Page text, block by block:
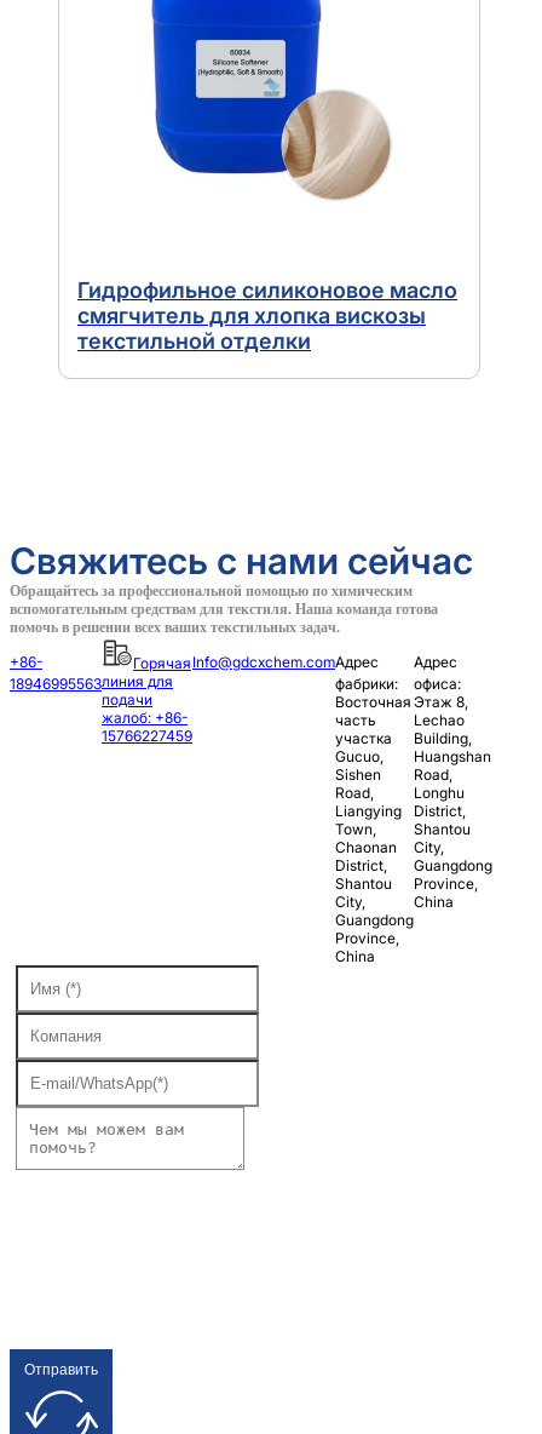
Гидрофильное силиконовое масло
смягчитель для хлопка вискозы
текстильной отделки
Свяжитесь с нами сейчас
Обращайтесь за профессиональной помощью по химическим
вспомогательным средствам для текстиля. Наша команда готова
помочь в решении всех ваших текстильных задач.
+86-
18946995563
Горячая
линия для
подачи
жалоб: +86-
15766227459
Info@gdcxchem.comАдрес
фабрики:
Восточная
часть
участка
Gucuo,
Sishen
Road,
Liangying
Town,
Chaonan
District,
Shantou
City,
Guangdong
Province,
China
Адрес
офиса:
Этаж 8,
Lechao
Building,
Huangshan
Road,
Longhu
District,
Shantou
City,
Guangdong
Province,
China
Отправить